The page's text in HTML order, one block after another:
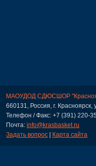
МАОУДОД СДЮСШОР
660131, Россия, г. Красноярск,
Телефон / Факс: +7 (391) 220-
Почта: info@krasbasket.ru
Задать вопрос | Карта сайта